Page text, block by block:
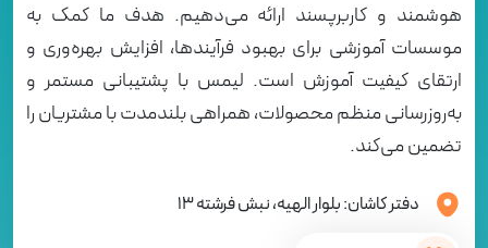
هوشمند و کاربرپسند ارائه می‌دهیم. هدف ما کمک به
موسسات آموزشی برای بهبود فرآیندها، افزایش بهره‌وری و
ارتقای کیفیت آموزش است. لیمس با پشتیبانی مستمر و
به‌روزرسانی منظم محصولات، همراهی بلندمدت با مشتریان را
تضمین می‌کند.
دفتر کاشان: بلوار الهیه، نبش فرشته 13